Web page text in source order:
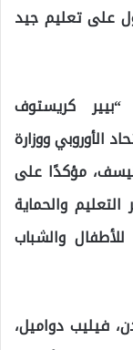
على تعليم جيد
“بيير كريستوف
الأوروبي ووزارة
مؤكدًا على
والحماية
والشباب
فيليب دواميل،